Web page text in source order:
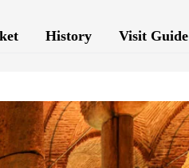
History Visit Guide